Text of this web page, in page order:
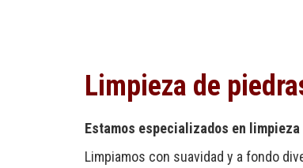
Limpieza de
Estamos especializados en
Limpiamos con suavidad y a fondo